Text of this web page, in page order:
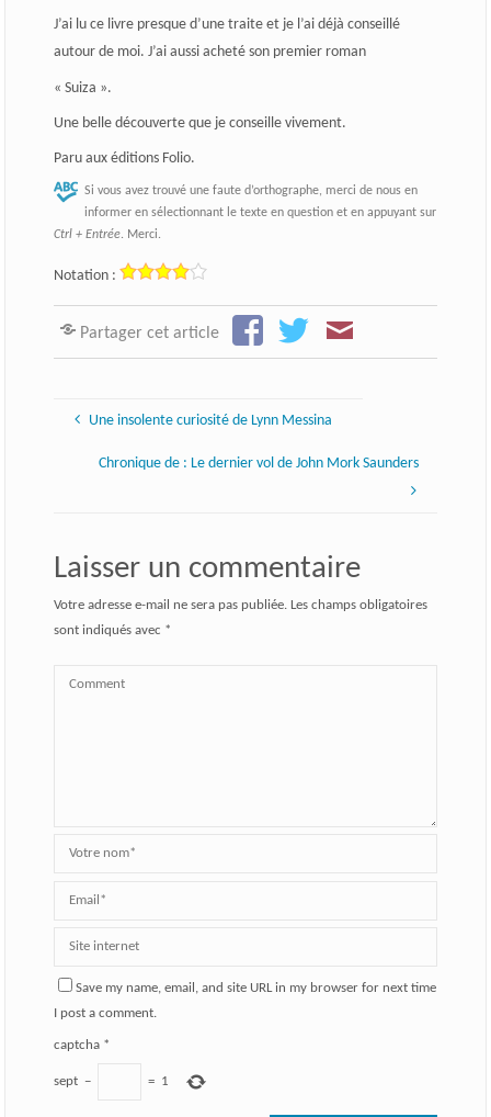
J’ai lu ce livre presque d’une traite et je l’ai déjà conseillé
autour de moi. J’ai aussi acheté son premier roman
« Suiza ».
Une belle découverte que je conseille vivement.
Paru aux éditions Folio.
Si vous avez trouvé une faute d’orthographe, merci de nous en
informer en sélectionnant le texte en question et en appuyant sur
Ctrl + Entrée. Merci.
Notation :
Partager cet article
Une insolente curiosité de Lynn Messina
Chronique de : Le dernier vol de John Mork Saunders
Laisser un commentaire
Votre adresse e-mail ne sera pas publiée. Les champs obligatoires
sont indiqués avec *
Save my name, email, and site URL in my browser for next time
I post a comment.
captcha*
sept − = 1